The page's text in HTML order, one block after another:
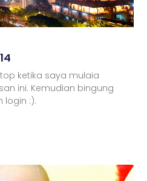
ketika saya mulaia
ini. Kemudian bingung
login :).